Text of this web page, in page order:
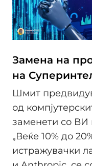
Замена на
на
Шмит
од
заменети со ВИ
„Веќе 10% до
истражувачки